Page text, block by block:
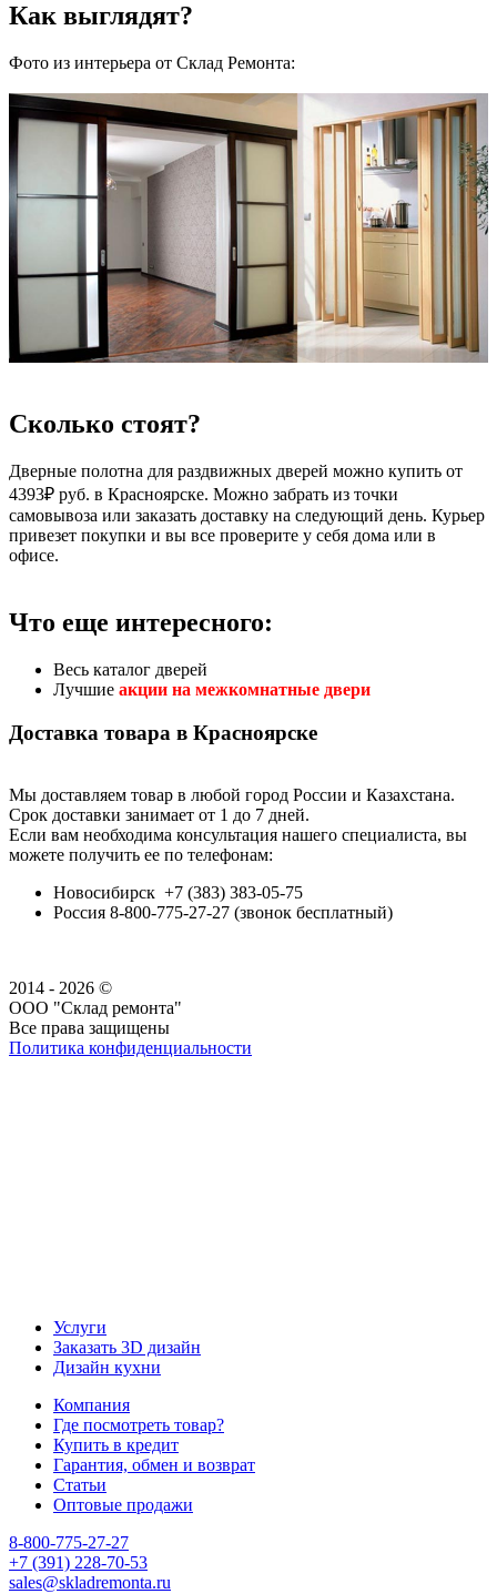
Как выглядят?
Фото из интерьера от Склад Ремонта:
Сколько стоят?
Дверные полотна для раздвижных дверей можно купить от
4393₽ руб. в Красноярске. Можно забрать из точки
самовывоза или заказать доставку на следующий день. Курьер
привезет покупки и вы все проверите у себя дома или в
офисе.
Что еще интересного:
Весь каталог дверей
Лучшие акции на межкомнатные двери
Доставка товара в Красноярске
Мы доставляем товар в любой город России и Казахстана.
Срок доставки занимает от 1 до 7 дней.
Если вам необходима консультация нашего специалиста, вы
можете получить ее по телефонам:
Новосибирск +7 (383) 383-05-75
Россия 8-800-775-27-27 (звонок бесплатный)
2014 - 2026 ©
ООО "Склад ремонта"
Все права защищены
Политика конфиденциальности
Услуги
Заказать 3D дизайн
Дизайн кухни
Компания
Где посмотреть товар?
Купить в кредит
Гарантия, обмен и возврат
Статьи
Оптовые продажи
8-800-775-27-27
+7 (391) 228-70-53
sales@skladremonta.ru